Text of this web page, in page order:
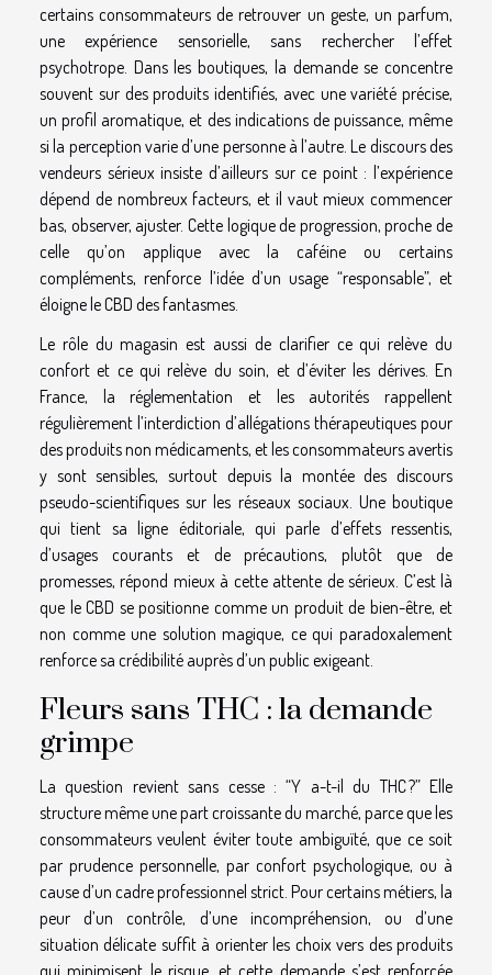
certains consommateurs de retrouver un geste, un parfum,
une expérience sensorielle, sans rechercher l’effet
psychotrope. Dans les boutiques, la demande se concentre
souvent sur des produits identifiés, avec une variété précise,
un profil aromatique, et des indications de puissance, même
si la perception varie d’une personne à l’autre. Le discours des
vendeurs sérieux insiste d’ailleurs sur ce point : l’expérience
dépend de nombreux facteurs, et il vaut mieux commencer
bas, observer, ajuster. Cette logique de progression, proche de
celle qu’on applique avec la caféine ou certains
compléments, renforce l’idée d’un usage “responsable”, et
éloigne le CBD des fantasmes.
Le rôle du magasin est aussi de clarifier ce qui relève du
confort et ce qui relève du soin, et d’éviter les dérives. En
France, la réglementation et les autorités rappellent
régulièrement l’interdiction d’allégations thérapeutiques pour
des produits non médicaments, et les consommateurs avertis
y sont sensibles, surtout depuis la montée des discours
pseudo-scientifiques sur les réseaux sociaux. Une boutique
qui tient sa ligne éditoriale, qui parle d’effets ressentis,
d’usages courants et de précautions, plutôt que de
promesses, répond mieux à cette attente de sérieux. C’est là
que le CBD se positionne comme un produit de bien-être, et
non comme une solution magique, ce qui paradoxalement
renforce sa crédibilité auprès d’un public exigeant.
Fleurs sans THC : la demande
grimpe
La question revient sans cesse : “Y a-t-il du THC ?” Elle
structure même une part croissante du marché, parce que les
consommateurs veulent éviter toute ambiguïté, que ce soit
par prudence personnelle, par confort psychologique, ou à
cause d’un cadre professionnel strict. Pour certains métiers, la
peur d’un contrôle, d’une incompréhension, ou d’une
situation délicate suffit à orienter les choix vers des produits
qui minimisent le risque, et cette demande s’est renforcée